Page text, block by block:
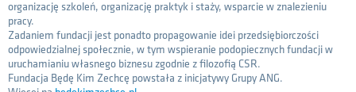
organizację szkoleń, organizację praktyk i staży, wsparcie w znalezieniu
pracy.
Zadaniem fundacji jest ponadto propagowanie idei przedsiębiorczości
odpowiedzialnej społecznie, w tym wspieranie podopiecznych fundacji w
uruchamianiu własnego biznesu zgodnie z filozofią CSR.
Fundacja Będę Kim Zechcę powstała z inicjatywy Grupy ANG.